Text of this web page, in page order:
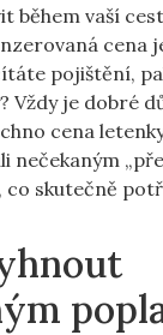
během vaší
cena
pojištění,
Vždy je dobré
cena
nečekaným
skutečně